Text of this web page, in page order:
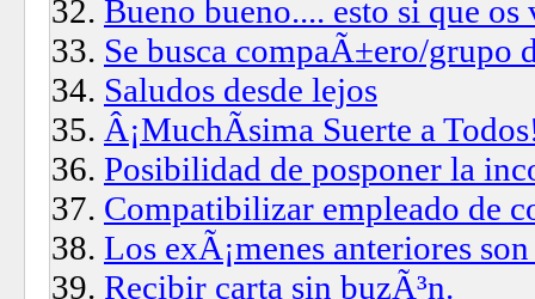
Bueno bueno.... esto si que os
Se busca compaÃ±ero/grupo
Saludos desde lejos
Â¡MuchÃ­sima Suerte a
Posibilidad de posponer la
Compatibilizar empleado de
Los exÃ¡menes anteriores
Recibir carta sin buzÃ³n.